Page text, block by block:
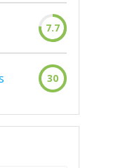
7.7
30